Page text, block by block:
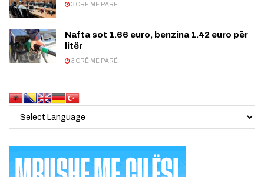
3 ORË MË PARË
Nafta sot 1.66 euro, benzina 1.42 euro për
litër
3 ORË MË PARË